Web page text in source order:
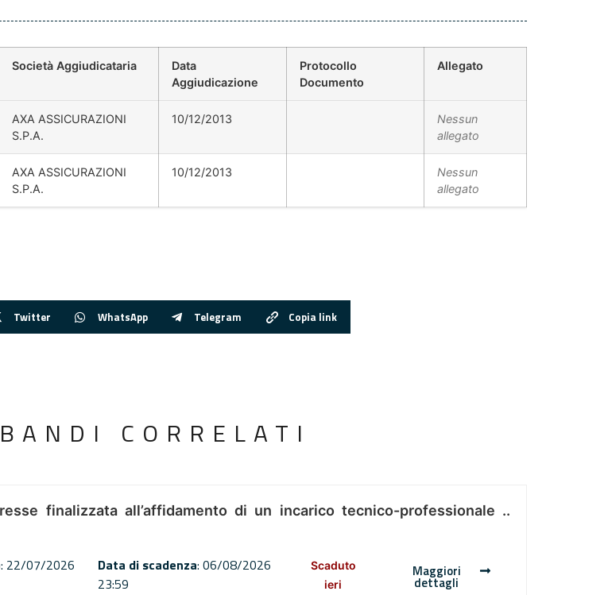
Società Aggiudicataria
Data
Aggiudicazione
Protocollo
Documento
Allegato
AXA ASSICURAZIONI
S.P.A.
10/12/2013
Nessun
allegato
AXA ASSICURAZIONI
S.P.A.
10/12/2013
Nessun
allegato
Twitter WhatsApp Telegram Copia link
CORRELATI
finalizzata all’affidamento di un incarico tecnico-professionale ..
22/07/2026
Data di scadenza: 06/08/2026
23:59
Scaduto
ieri
Maggiori
dettagli